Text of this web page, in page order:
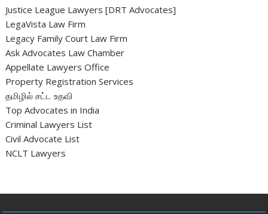
Justice League Lawyers [DRT Advocates]
LegaVista Law Firm
Legacy Family Court Law Firm
Ask Advocates Law Chamber
Appellate Lawyers Office
Property Registration Services
தமிழில் சட்ட உதவி
Top Advocates in India
Criminal Lawyers List
Civil Advocate List
NCLT Lawyers